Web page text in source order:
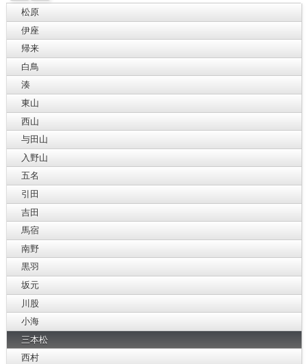
松原
伊座
帰来
白鳥
湊
東山
西山
与田山
入野山
五名
引田
吉田
馬宿
南野
黒羽
坂元
川股
小海
三本松
西村